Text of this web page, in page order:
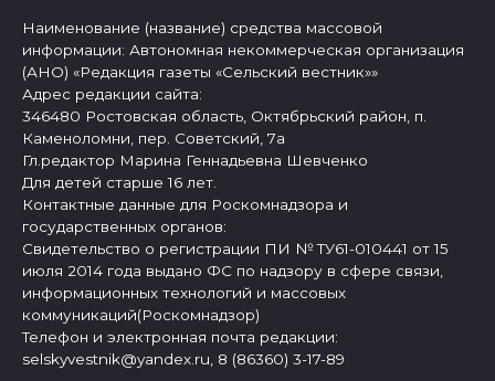
Наименование (название) средства массовой
информации: Автономная некоммерческая организация
(АНО) «Редакция газеты «Сельский вестник»»
Адрес редакции сайта:
346480 Ростовская область, Октябрьский район, п.
Каменоломни, пер. Советский, 7а
Гл.редактор Марина Геннадьевна Шевченко
Для детей старше 16 лет.
Контактные данные для Роскомнадзора и
государственных органов:
Свидетельство о регистрации ПИ № ТУ61-010441 от 15
июля 2014 года выдано ФС по надзору в сфере связи,
информационных технологий и массовых
коммуникаций(Роскомнадзор)
Телефон и электронная почта редакции:
selskyvestnik@yandex.ru, 8 (86360) 3-17-89